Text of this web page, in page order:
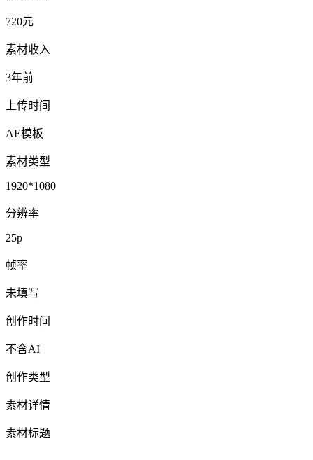
720元
素材收入
3年前
上传时间
AE模板
素材类型
1920*1080
分辨率
25p
帧率
未填写
创作时间
不含AI
创作类型
素材详情
素材标题